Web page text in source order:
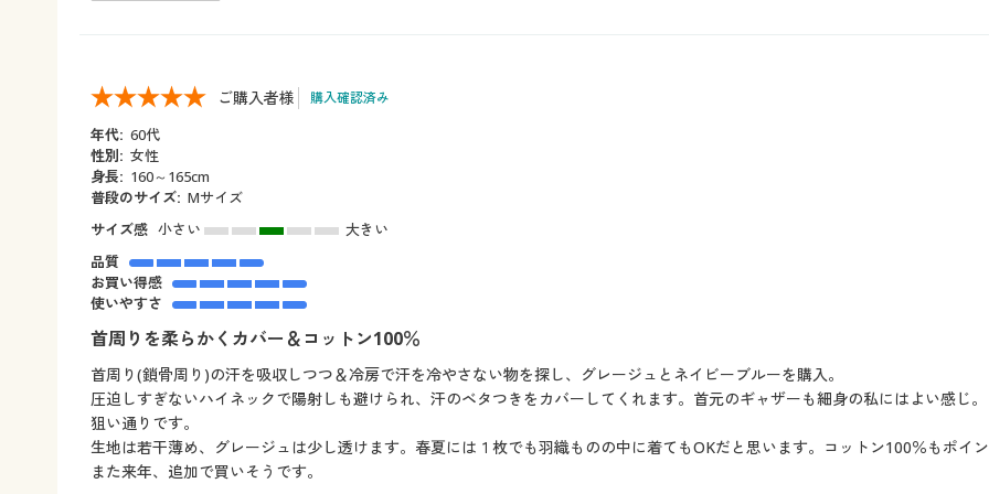
ご購入者様 購入確認済み
年代: 60代
性別: 女性
身長: 160～165cm
普段のサイズ: Мサイズ
サイズ感 小さい
大きい
品質
お買い得感
使いやすさ
首周りを柔らかくカバー＆コットン100％
首周り(鎖骨周り)の汗を吸収しつつ＆冷房で汗を冷やさない物を探し、グレージュとネイビーブルーを購入。
圧迫しすぎないハイネックで陽射しも避けられ、汗のベタつきをカバーしてくれます。首元のギャザーも細身の私にはよい感じ。
狙い通りです。
生地は若干薄め、グレージュは少し透けます。春夏には１枚でも羽織ものの中に着てもOKだと思います。コットン100％もポイン
また来年、追加で買いそうです。